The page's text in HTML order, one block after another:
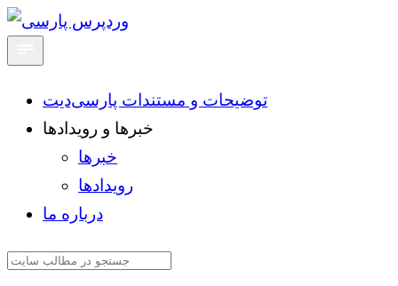
توضیحات و مستندات پارسی‌دیت
خبرها و رویدادها
خبرها
رویدادها
درباره ما